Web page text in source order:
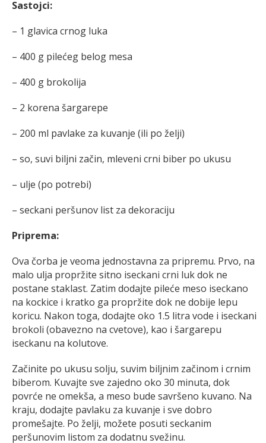
Sastojci:
– 1 glavica crnog luka
– 400 g pilećeg belog mesa
– 400 g brokolija
– 2 korena šargarepe
– 200 ml pavlake za kuvanje (ili po želji)
– so, suvi biljni začin, mleveni crni biber po ukusu
– ulje (po potrebi)
– seckani peršunov list za dekoraciju
Priprema:
Ova čorba je veoma jednostavna za pripremu. Prvo, na
malo ulja propržite sitno iseckani crni luk dok ne
postane staklast. Zatim dodajte pileće meso iseckano
na kockice i kratko ga propržite dok ne dobije lepu
koricu. Nakon toga, dodajte oko 1.5 litra vode i iseckani
brokoli (obavezno na cvetove), kao i šargarepu
iseckanu na kolutove.
Začinite po ukusu solju, suvim biljnim začinom i crnim
biberom. Kuvajte sve zajedno oko 30 minuta, dok
povrće ne omekša, a meso bude savršeno kuvano. Na
kraju, dodajte pavlaku za kuvanje i sve dobro
promešajte. Po želji, možete posuti seckanim
peršunovim listom za dodatnu svežinu.